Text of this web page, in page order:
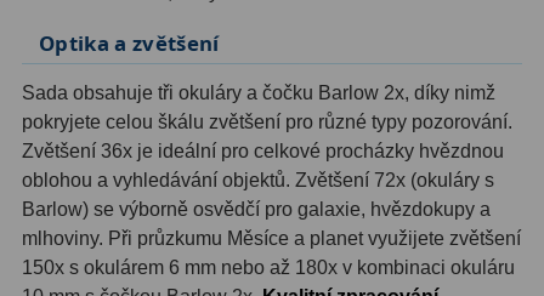
Čištění28
Binohlavy3
Ostatní 1
Montáže 93
Azimutální AZ5
Optika a zvětšení
Sada obsahuje tři okuláry a čočku Barlow 2x, díky nimž
pokryjete celou škálu zvětšení pro různé typy pozorování.
Zvětšení 36x je ideální pro celkové procházky hvězdnou
oblohou a vyhledávání objektů. Zvětšení 72x (okuláry s
Barlow) se výborně osvědčí pro galaxie, hvězdokupy a
mlhoviny. Při průzkumu Měsíce a planet využijete zvětšení
150x s okulárem 6 mm nebo až 180x v kombinaci okuláru